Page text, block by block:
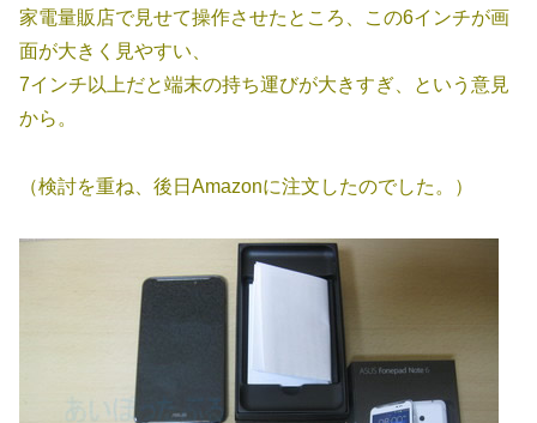
家電量販店で見せて操作させたところ、この6インチが画
面が大きく見やすい、
7インチ以上だと端末の持ち運びが大きすぎ、という意見
から。
（検討を重ね、後日Amazonに注文したのでした。）